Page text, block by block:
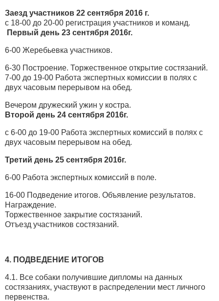
Заезд участников 22 сентября 2016 г.
с 18-00 до 20-00 регистрация участников и команд.
Первый день 23 сентября 2016г.
6-00 Жеребьевка участников.
6-30 Построение. Торжественное открытие состязаний.
7-00 до 19-00 Работа экспертных комиссии в полях с
двух часовым перерывом на обед.
Вечером дружеский ужин у костра.
Второй день 24 сентября 2016г.
с 6-00 до 19-00 Работа экспертных комиссий в полях с
двух часовым перерывом на обед.
Третий день 25 сентября 2016г.
6-00 Работа экспертных комиссий в поле.
16-00 Подведение итогов. Объявление результатов.
Награждение.
Торжественное закрытие состязаний.
Отъезд участников состязаний.
4. ПОДВЕДЕНИЕ ИТОГОВ
4.1. Все собаки получившие дипломы на данных
состязаниях, участвуют в распределении мест личного
первенства.